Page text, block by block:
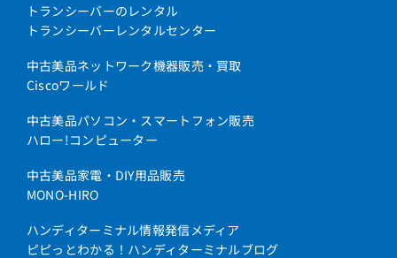
トランシーバーのレンタル
トランシーバーレンタルセンター
中古美品ネットワーク機器販売・買取
Ciscoワールド
中古美品パソコン・スマートフォン販売
ハロー!コンピューター
中古美品家電・DIY用品販売
MONO-HIRO
ハンディターミナル情報発信メディア
ピピっとわかる！ハンディターミナルブログ